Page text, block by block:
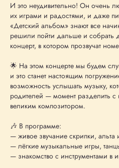
И это неудивительно! Он очень
их играми и радостями, и даже
«Детский альбом» знают все
решили пойти дальше и собрать
концерт, в котором прозвучат
🌟 На этом концерте мы будем
и это станет настоящим
возможность услышать музыку,
родителей — момент разделить с
великим композитором.
🎶 В программе:
— живое звучание скрипки, альта
— лёгкие музыкальные игры,
— знакомство с инструментами в